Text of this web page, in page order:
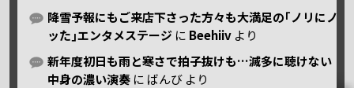
降雪予報にもご来店下さった方々も大満足の｢ノリにノ
ッた｣エンタメステージ に Beehiiv より
新年度初日も雨と寒さで拍子抜けも…滅多に聴けない
中身の濃い演奏 に ばんび より